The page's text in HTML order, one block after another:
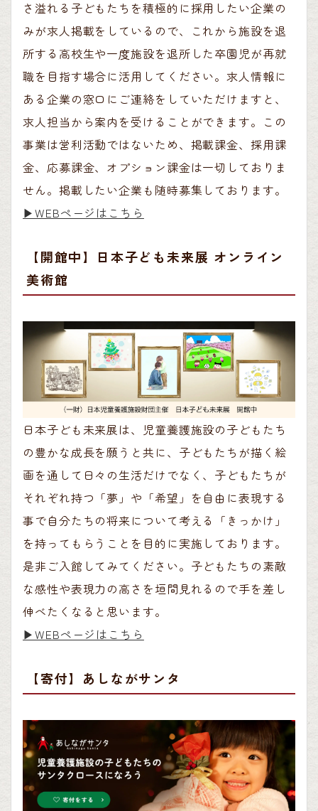
さ溢れる子どもたちを積極的に採用したい企業の
みが求人掲載をしているので、これから施設を退
所する高校生や一度施設を退所した卒園児が再就
職を目指す場合に活用してください。求人情報に
ある企業の窓口にご連絡をしていただけますと、
求人担当から案内を受けることができます。この
事業は営利活動ではないため、掲載課金、採用課
金、応募課金、オプション課金は一切しておりま
せん。掲載したい企業も随時募集しております。
▶︎WEBページはこちら
【開館中】日本子ども未来展 オンライン
美術館
日本子ども未来展は、児童養護施設の子どもたち
の豊かな成長を願うと共に、子どもたちが描く絵
画を通して日々の生活だけでなく、子どもたちが
それぞれ持つ「夢」や「希望」を自由に表現する
事で自分たちの将来について考える「きっかけ」
を持ってもらうことを目的に実施しております。
是非ご入館してみてください。子どもたちの素敵
な感性や表現力の高さを垣間見れるので手を差し
伸べたくなると思います。
▶︎WEBページはこちら
【寄付】あしながサンタ